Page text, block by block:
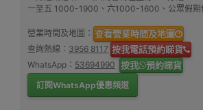
一至五 1000-1900、六1000-1600、公眾假期
營業時間及地圖： 查看營業時間及地圖
查詢熱線： 3956 8117 按我電話預約睇貨
WhatsApp： 53694990 按我 預約睇貨
訂閱WhatsApp優惠頻道